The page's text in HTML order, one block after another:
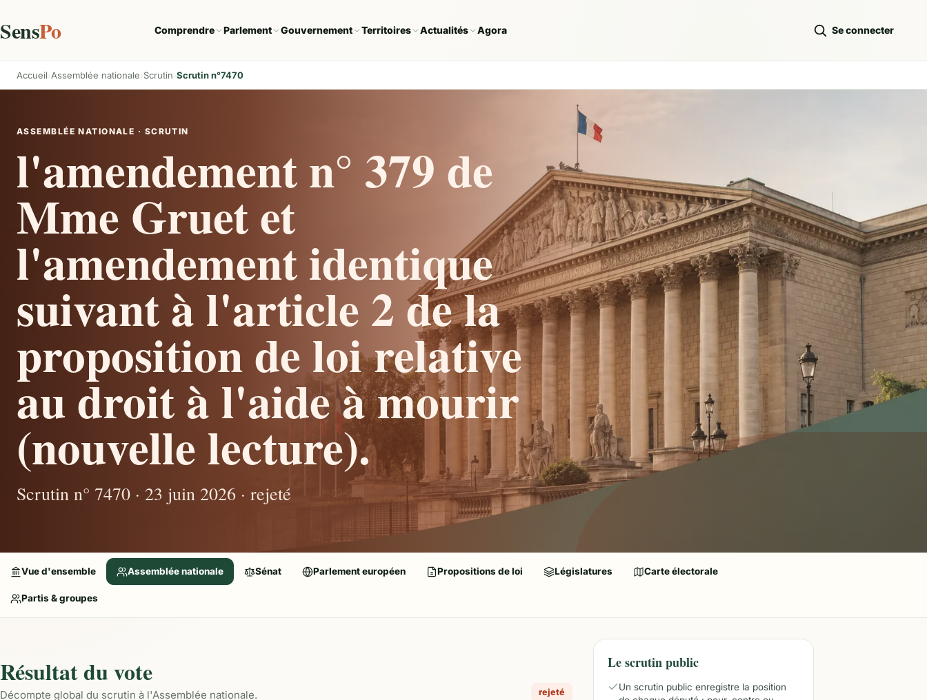
SensPo Comprendre Parlement Gouvernement Territoires Actualités Agora Se connecter
Accueil Assemblée nationale Scrutin Scrutin n°7470
ASSEMBLÉE NATIONALE · SCRUTIN
l'amendement n° 379 de
Mme Gruet et
l'amendement identique
suivant à l'article 2 de la
proposition de loi relative
au droit à l'aide à mourir
(nouvelle lecture).
Scrutin n° 7470 · 23 juin 2026 · rejeté
Vue d'ensemble Assemblée nationale Sénat Parlement européen Propositions de loi Législatures Carte électorale
Partis & groupes
Résultat du vote
Décompte global du scrutin à l'Assemblée nationale. rejeté
Le scrutin public
Un scrutin public enregistre la position